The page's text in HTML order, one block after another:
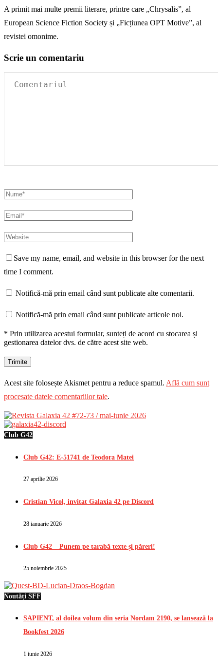
A primit mai multe premii literare, printre care „Chrysalis”, al
European Science Fiction Society și „Ficțiunea OPT Motive”, al
revistei omonime.
Scrie un comentariu
Save my name, email, and website in this browser for the next
time I comment.
Notifică-mă prin email când sunt publicate alte comentarii.
Notifică-mă prin email când sunt publicate articole noi.
* Prin utilizarea acestui formular, sunteți de acord cu stocarea și
gestionarea datelor dvs. de către acest site web.
Acest site folosește Akismet pentru a reduce spamul. Află cum sunt
procesate datele comentariilor tale.
Club G42
Club G42: E-51741 de Teodora Matei
27 aprilie 2026
Cristian Vicol, invitat Galaxia 42 pe Discord
28 ianuarie 2026
Club G42 – Punem pe tarabă texte și păreri!
25 noiembrie 2025
Noutăți SFF
SAPIENT, al doilea volum din seria Nordam 2190, se lansează la
Bookfest 2026
1 iunie 2026